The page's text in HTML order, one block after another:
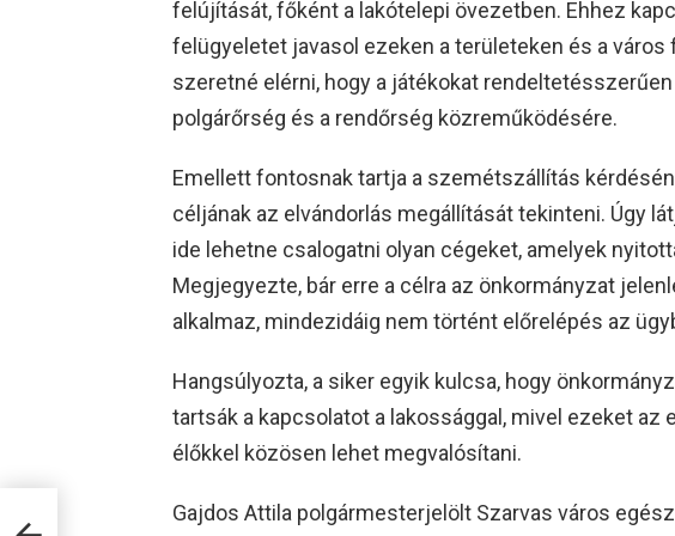
felújítását, főként a lakótelepi övezetben. Ehhez
felügyeletet javasol ezeken a területeken és a város
szeretné elérni, hogy a játékokat
polgárőrség és a rendőrség közreműködésére.
Emellett fontosnak tartja a szemétszállítás
céljának az elvándorlás megállítását tekinteni. Úgy
ide lehetne csalogatni olyan cégeket, amelyek
Megjegyezte, bár erre a célra az önkormányzat
alkalmaz, mindezidáig nem történt előrelépés az
Hangsúlyozta, a siker egyik kulcsa, hogy
tartsák a kapcsolatot a lakossággal, mivel ezeket az
élőkkel közösen lehet megvalósítani.
Gajdos Attila polgármesterjelölt Szarvas város